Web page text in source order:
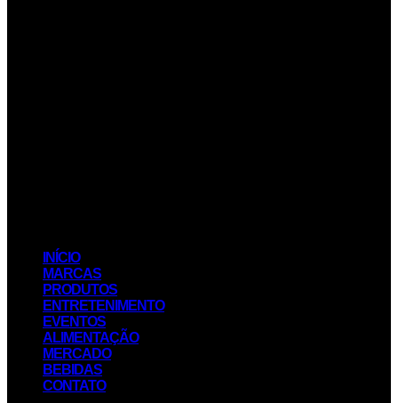
INÍCIO
MARCAS
PRODUTOS
ENTRETENIMENTO
EVENTOS
ALIMENTAÇÃO
MERCADO
BEBIDAS
CONTATO